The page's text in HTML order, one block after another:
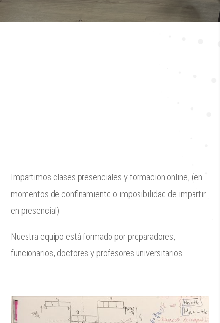
Impartimos clases presenciales y formación online, (en
momentos de confinamiento o imposibilidad de impartir
en presencial).
Nuestra equipo está formado por preparadores,
funcionarios, doctores y profesores universitarios.